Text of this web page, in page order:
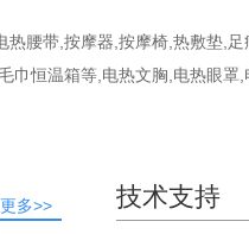
腰带,按摩器,按摩椅,热敷垫,
巾恒温箱等,电热文胸,电热眼
更多>>
技术支持